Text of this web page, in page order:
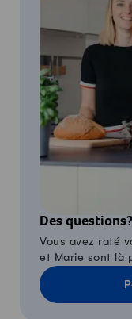
Des questions?
Vous avez raté
et Marie sont là